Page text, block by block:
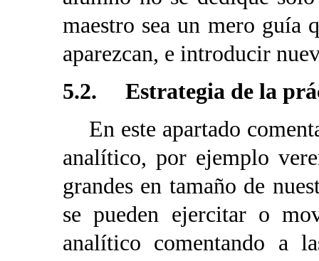
maestro sea un mero guía
aparezcan, e introducir
5.2. Estrategia de la
En este apartado
analítico, por ejemplo
grandes en tamaño de
se pueden ejercitar o
analítico comentando a